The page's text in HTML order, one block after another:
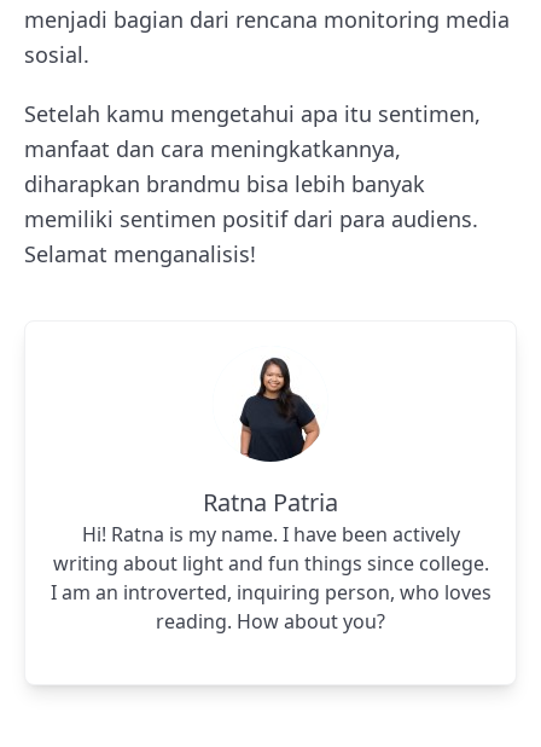
menjadi bagian dari rencana monitoring media
sosial.
Setelah kamu mengetahui apa itu sentimen,
manfaat dan cara meningkatkannya,
diharapkan brandmu bisa lebih banyak
memiliki sentimen positif dari para audiens.
Selamat menganalisis!
Ratna Patria
Hi! Ratna is my name. I have been actively
writing about light and fun things since college.
I am an introverted, inquiring person, who loves
reading. How about you?